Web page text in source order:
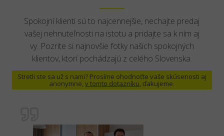
Spokojní klienti sú to najcennejšie, nechajte predaj
vašej nehnuteľnosti na istotu a pridajte sa k ním aj
vy. Pozrite si najnovšie fotky našich spokojných
klientov, ktorí pochádzajú z celého Slovenska.
Stretli ste sa už s nami? Prosíme ohodnoťte vaše skúsenosti aj
anonymne,v tomto dotazníku, ďakujeme.